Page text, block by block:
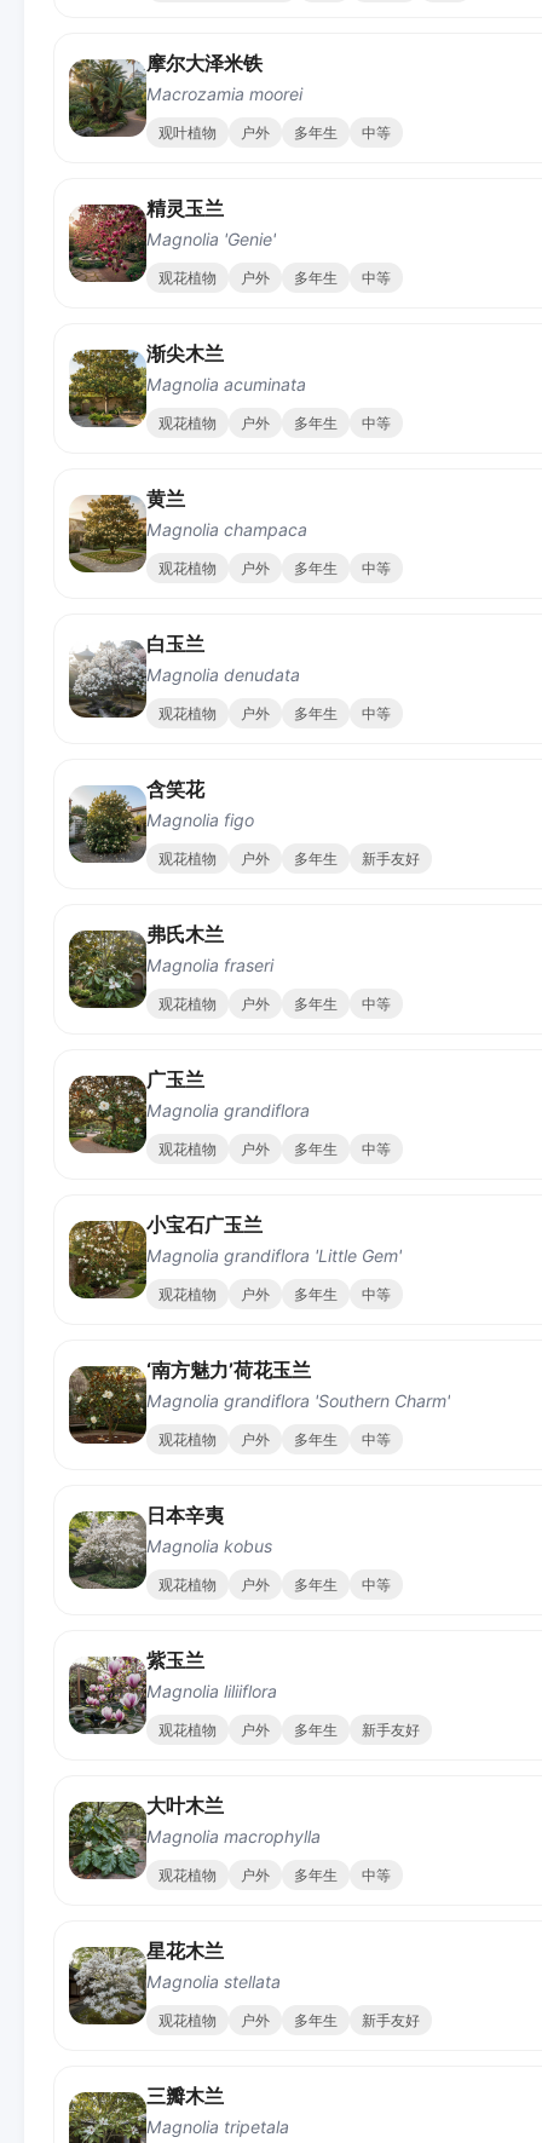
摩尔大泽米铁
Macrozamia moorei
观叶植物 户外 多年生 中等
精灵玉兰
Magnolia 'Genie'
观花植物 户外 多年生 中等
渐尖木兰
Magnolia acuminata
观花植物 户外 多年生 中等
黄兰
Magnolia champaca
观花植物 户外 多年生 中等
白玉兰
Magnolia denudata
观花植物 户外 多年生 中等
含笑花
Magnolia figo
观花植物 户外 多年生 新手友好
弗氏木兰
Magnolia fraseri
观花植物 户外 多年生 中等
广玉兰
Magnolia grandiflora
观花植物 户外 多年生 中等
小宝石广玉兰
Magnolia grandiflora 'Little Gem'
观花植物 户外 多年生 中等
‘南方魅力’荷花玉兰
Magnolia grandiflora 'Southern Charm'
观花植物 户外 多年生 中等
日本辛夷
Magnolia kobus
观花植物 户外 多年生 中等
紫玉兰
Magnolia liliiflora
观花植物 户外 多年生 新手友好
大叶木兰
Magnolia macrophylla
观花植物 户外 多年生 中等
星花木兰
Magnolia stellata
观花植物 户外 多年生 新手友好
三瓣木兰
Magnolia tripetala